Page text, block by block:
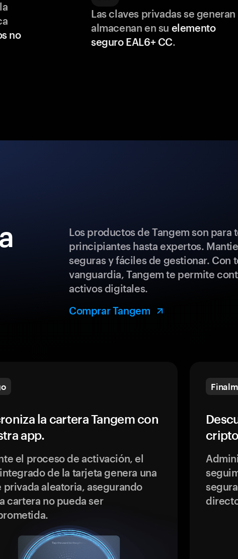
no
Las claves privadas se generan
almacenan en su elemento
seguro EAL6+ CC.
Los productos de Tangem son para
principiantes hasta expertos.
seguras y fáciles de gestionar. Con
vanguardia, Tangem te permite
activos digitales.
Comprar Tangem
la cartera Tangem con
app.
el proceso de activación, el
de la tarjeta genera una
privada aleatoria, asegurando
cartera no pueda ser